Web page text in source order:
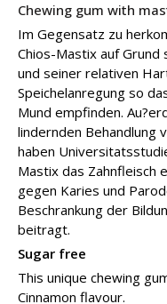
Chewing gum with
Im Gegensatz zu
Chios-Mastix auf Grund
und seiner relativen
Speichelanregung so
Mund empfinden.
lindernden Behandlung
haben
Mastix das Zahnfleisch
gegen Karies und
Beschrankung der
beitragt.
Sugar free
This unique chewing
Cinnamon flavour.